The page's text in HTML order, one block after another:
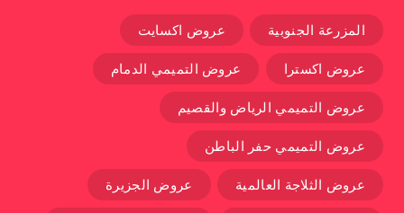
المزرعة الجنوبية عروض اكسايت
عروض اكسترا عروض التميمي الدمام
عروض التميمي الرياض والقصيم
عروض التميمي حفر الباطن
عروض الثلاجة العالمية عروض الجزيرة